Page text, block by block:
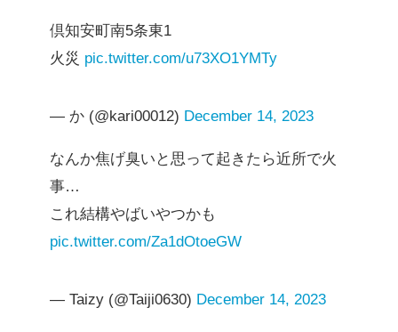
倶知安町南5条東1
火災 pic.twitter.com/u73XO1YMTy
— か (@kari00012) December 14, 2023
なんか焦げ臭いと思って起きたら近所で火
事…
これ結構やばいやつかも
pic.twitter.com/Za1dOtoeGW
— Taizy (@Taiji0630) December 14, 2023